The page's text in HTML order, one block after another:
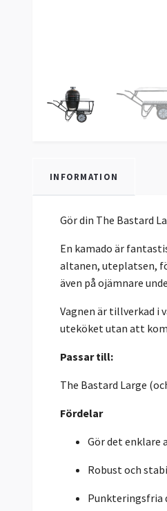
INFORMATION
Gör din The Bastard
En kamado är
altanen, uteplatsen,
även på ojämnare
Vagnen är tillverkad
uteköket utan att
Passar till:
The Bastard Large
Fördelar
Gör det
Robust och
Punkteringsfria